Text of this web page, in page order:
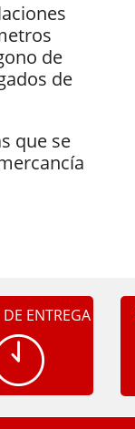
de
de
que se
ENTREGA